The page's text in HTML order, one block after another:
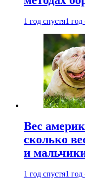
1 год спустя1 год
Вес
сколько
и
1 год спустя1 год